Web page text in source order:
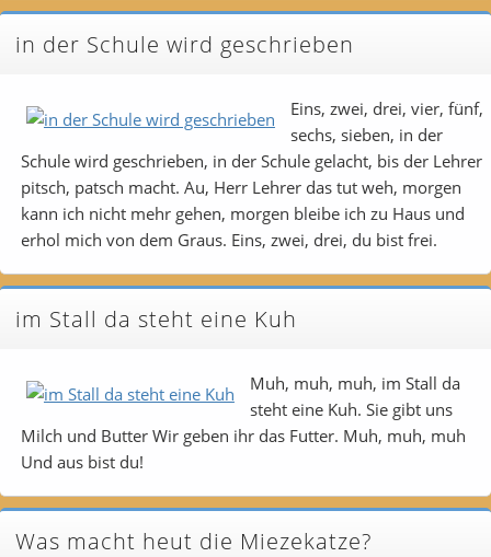
in der Schule wird geschrieben
Eins, zwei, drei, vier, fünf,
sechs, sieben, in der
Schule wird geschrieben, in der Schule gelacht, bis der Lehrer
pitsch, patsch macht. Au, Herr Lehrer das tut weh, morgen
kann ich nicht mehr gehen, morgen bleibe ich zu Haus und
erhol mich von dem Graus. Eins, zwei, drei, du bist frei.
im Stall da steht eine Kuh
Muh, muh, muh, im Stall da
steht eine Kuh. Sie gibt uns
Milch und Butter Wir geben ihr das Futter. Muh, muh, muh
Und aus bist du!
Was macht heut die Miezekatze?